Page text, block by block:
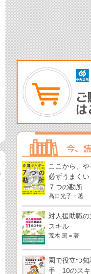
ここから、
必ずうまく
７つの勘所
髙口光子＝著
対人援助職
スキル
荒木 篤＝著
園で役立つ
手 10のスキ